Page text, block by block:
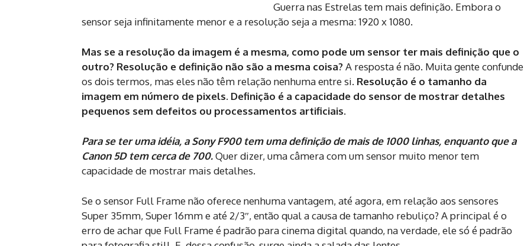
Guerra nas Estrelas tem mais definição. Embora o
sensor seja infinitamente menor e a resolução seja a mesma: 1920 x 1080.
Mas se a resolução da imagem é a mesma, como pode um sensor ter mais definição que o
outro? Resolução e definição não são a mesma coisa?A resposta é não. Muita gente confunde
os dois termos, mas eles não têm relação nenhuma entre si. Resolução é o tamanho da
imagem em número de pixels. Definição é a capacidade do sensor de mostrar detalhes
pequenos sem defeitos ou processamentos artificiais.
Para se ter uma idéia, a Sony F900 tem uma definição de mais de 1000 linhas, enquanto que a
Canon 5D tem cerca de 700.Quer dizer, uma câmera com um sensor muito menor tem
capacidade de mostrar mais detalhes.
Se o sensor Full Frame não oferece nenhuma vantagem, até agora, em relação aos sensores
Super 35mm, Super 16mm e até 2/3″, então qual a causa de tamanho rebuliço? A principal é o
erro de achar que Full Frame é padrão para cinema digital quando, na verdade, ele só é padrão